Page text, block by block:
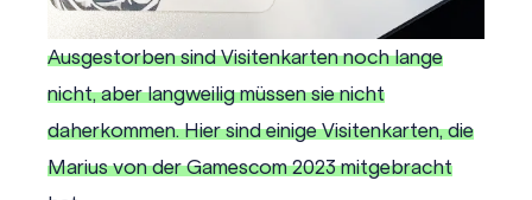
Ausgestorben sind Visitenkarten noch lange
nicht, aber langweilig müssen sie nicht
daherkommen. Hier sind einige Visitenkarten, die
Marius von der Gamescom 2023 mitgebracht